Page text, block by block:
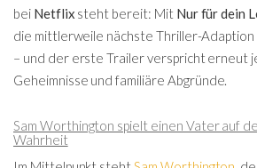
bei Netflix steht bereit: Mit Nur für dein
die mittlerweile nächste Thriller-
– und der erste Trailer verspricht erneut
Geheimnisse und familiäre Abgründe.
Sam Worthington spielt einen Vater auf
Wahrheit